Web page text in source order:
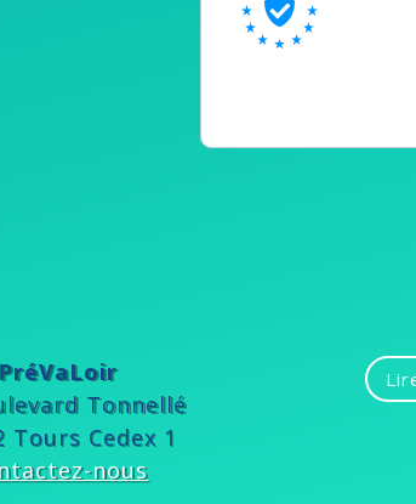
PréVaLoir
Tonnellé
Tours Cedex 1
nous